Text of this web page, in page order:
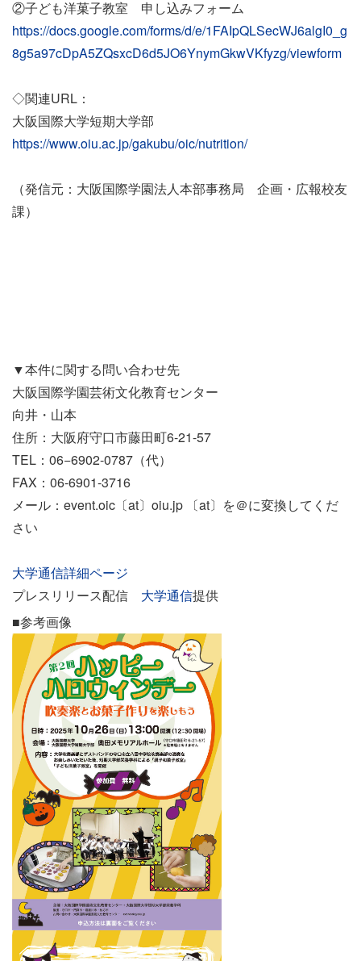
②子ども洋菓子教室 申し込みフォーム
https://docs.google.com/forms/d/e/1FAIpQLSecWJ6algI0_g
8g5a97cDpA5ZQsxcD6d5JO6YnymGkwVKfyzg/viewform
◇関連URL：
大阪国際大学短期大学部
https://www.oiu.ac.jp/gakubu/oic/nutrition/
（発信元：大阪国際学園法人本部事務局 企画・広報校友
課）
▼本件に関する問い合わせ先
大阪国際学園芸術文化教育センター
向井・山本
住所：大阪府守口市藤田町6-21-57
TEL：06−6902-0787（代）
FAX：06-6901-3716
メール：event.oic〔at〕oiu.jp 〔at〕を＠に変換してくだ
さい
大学通信詳細ページ
プレスリリース配信 大学通信提供
■参考画像